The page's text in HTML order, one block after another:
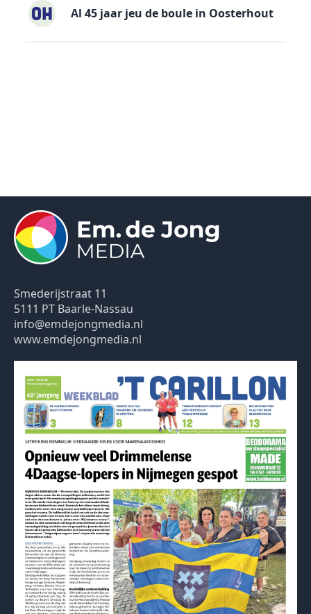
Al 45 jaar jeu de boule in Oosterhout
Smederijstraat 11
5111 PT Baarle-Nassau
info@emdejongmedia.nl
www.emdejongmedia.nl